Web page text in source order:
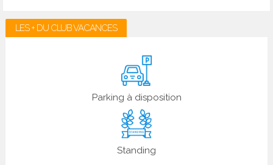
LES + DU CLUB VACANCES
Parking à disposition
Standing